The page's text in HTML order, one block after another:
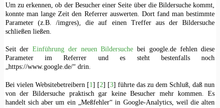
Um zu erkennen, ob der Besucher einer Seite über die Bildersuche kommt,
konnte man lange Zeit den Referrer auswerten. Dort fand man bestimmte
Parameter (z.B. /imgres), die auf einen Treffer aus der Bildersuche
schließen ließen.
Seit derEinführung der neuen Bildersuche bei google.de fehlen diese
Parameter im Referrer und es steht bestenfalls noch
„https://www.google.de/“ drin.
Bei vielen Websitebetreibern [1] [2] [3] führte das zu dem Schluß, daß nun
von der Bildersuche praktisch gar keine Besucher mehr kommen. Es
handelt sich aber um ein „Meßfehler“ in Google-Analytics, weil die alten